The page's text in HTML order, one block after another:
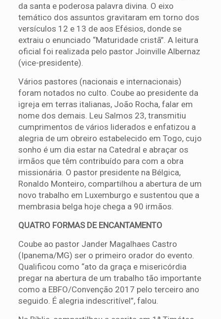
da santa e poderosa palavra divina. O eixo
temático dos assuntos gravitaram em torno dos
versículos 12 e 13 de aos Efésios, donde se
extraiu o enunciado “Maturidade cristã”. A leitura
oficial foi realizada pelo pastor Joinville Albernaz
(vice-presidente).
Vários pastores (nacionais e internacionais)
foram notados no culto. Coube ao presidente da
igreja em terras italianas, João Rocha, falar em
nome dos demais. Leu Salmos 23, transmitiu
cumprimentos de vários liderados e enfatizou a
alegria de um obreiro estabelecido em Togo, cujo
sonho é um dia estar na Catedral e abraçar os
irmãos que têm contribuído para com a obra
missionária. O pastor presidente na Bélgica,
Ronaldo Monteiro, compartilhou a abertura de um
novo trabalho em Luxemburgo e sustentou que a
membrasia belga hoje chega a 90 irmãos.
QUATRO FORMAS DE ENCANTAMENTO
Coube ao pastor Jander Magalhaes Castro
(Ipanema/MG) ser o primeiro orador do evento.
Qualificou como “ato da graça e misericórdia
pregar na abertura de um trabalho tão importante
como a EBFO/Convenção 2017 pelo terceiro ano
seguido. É alegria indescritível”, falou.